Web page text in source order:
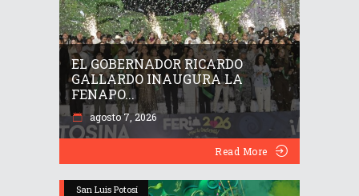
EL GOBERNADOR RICARDO
GALLARDO INAUGURA LA
FENAPO...
agosto 7, 2026
Read More
San Luis Potosí